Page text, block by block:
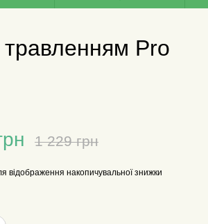
травленням Pro
1 229 грн
відображення накопичувальної знижки